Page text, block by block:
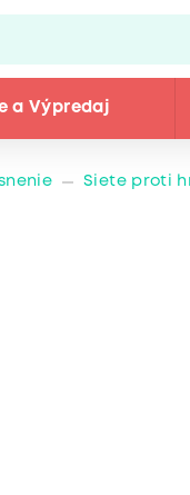
a Výpredaj
Siete proti